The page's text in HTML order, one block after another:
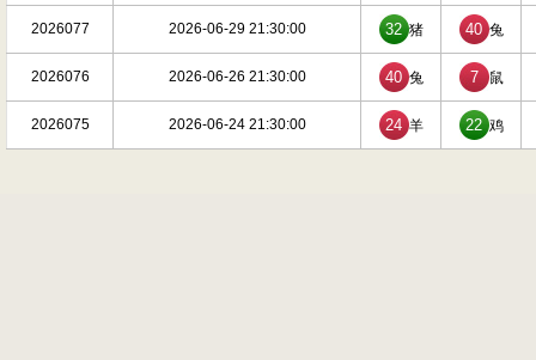
2026077 2026-06-29 21:30:00 32 猪 40 兔
2026076 2026-06-26 21:30:00 40 兔 7 鼠
2026075 2026-06-24 21:30:00 24 羊 22 鸡